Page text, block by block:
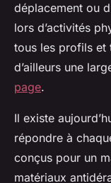
déplacement ou
lors d’activités
tous les profils et
d’ailleurs une
page.
Il existe
répondre à
conçus pour un
matériaux